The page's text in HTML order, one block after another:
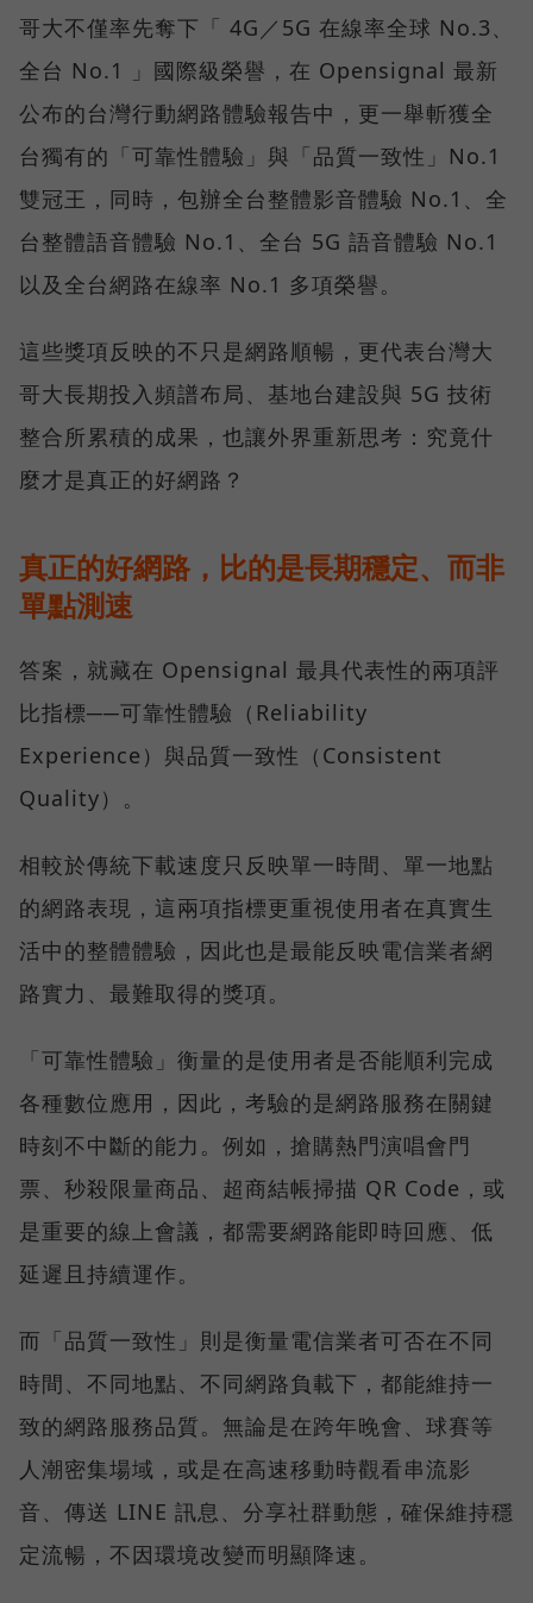
哥大不僅率先奪下「 4G／5G 在線率全球 No.3、
全台 No.1 」國際級榮譽，在 Opensignal 最新
公布的台灣行動網路體驗報告中，更一舉斬獲全
台獨有的「可靠性體驗」與「品質一致性」No.1
雙冠王，同時，包辦全台整體影音體驗 No.1、全
台整體語音體驗 No.1、全台 5G 語音體驗 No.1
以及全台網路在線率 No.1 多項榮譽。
這些獎項反映的不只是網路順暢，更代表台灣大
哥大長期投入頻譜布局、基地台建設與 5G 技術
整合所累積的成果，也讓外界重新思考：究竟什
麼才是真正的好網路？
真正的好網路，比的是長期穩定、而非
單點測速
答案，就藏在 Opensignal 最具代表性的兩項評
比指標──可靠性體驗（Reliability
Experience）與品質一致性（Consistent
Quality）。
相較於傳統下載速度只反映單一時間、單一地點
的網路表現，這兩項指標更重視使用者在真實生
活中的整體體驗，因此也是最能反映電信業者網
路實力、最難取得的獎項。
「可靠性體驗」衡量的是使用者是否能順利完成
各種數位應用，因此，考驗的是網路服務在關鍵
時刻不中斷的能力。例如，搶購熱門演唱會門
票、秒殺限量商品、超商結帳掃描 QR Code，或
是重要的線上會議，都需要網路能即時回應、低
延遲且持續運作。
而「品質一致性」則是衡量電信業者可否在不同
時間、不同地點、不同網路負載下，都能維持一
致的網路服務品質。無論是在跨年晚會、球賽等
人潮密集場域，或是在高速移動時觀看串流影
音、傳送 LINE 訊息、分享社群動態，確保維持穩
定流暢，不因環境改變而明顯降速。